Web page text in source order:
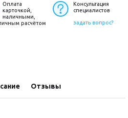
Оплата
карточкой,
наличными,
расчётом
Консультация
специалистов
задать вопрос?
Отзывы